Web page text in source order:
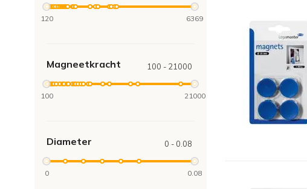
120 6369
Magneetkracht 100 - 21000
100 21000
Diameter 0 - 0.08
0 0.08